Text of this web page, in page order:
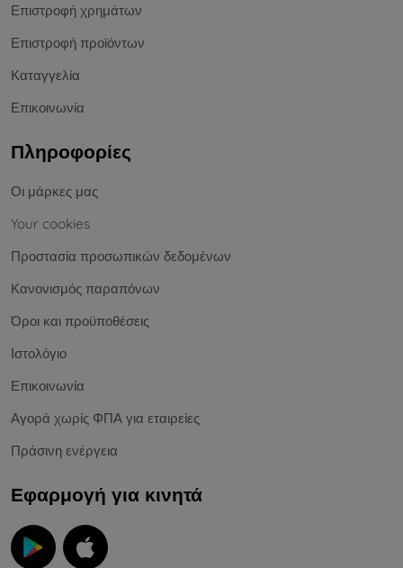
Επιστροφή χρημάτων
Επιστροφή προϊόντων
Καταγγελία
Επικοινωνία
Πληροφορίες
Οι μάρκες μας
Your cookies
Προστασία προσωπικών δεδομένων
Κανονισμός παραπόνων
Όροι και προϋποθέσεις
Ιστολόγιο
Επικοινωνία
Αγορά χωρίς ΦΠΑ για εταιρείες
Πράσινη ενέργεια
Εφαρμογή για κινητά